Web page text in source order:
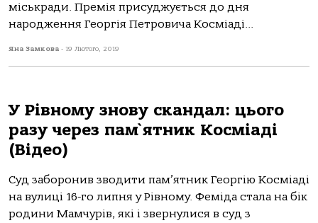
міськради. Премія присуджується до дня
народження Георгія Петровича Косміаді...
Яна Замкова - 19 Лютого, 2019
У Рівному знову скандал: цього
разу через пам`ятник Косміаді
(Відео)
Суд заборонив зводити пам’ятник Георгію Косміаді
на вулиці 16-го липня у Рівному. Феміда стала на бік
родини Мамчурів, які і звернулися в суд з